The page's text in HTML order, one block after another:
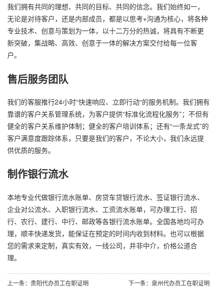
我们拥有共同的理想、共同的目标、共同的信念。我们始终如一，
无论是对待客户，还是内部成员，都是以思考+沟通为核心，将各种
专业技术、创意与策划为一体，以十二万分的热诚，将具有不断更
新突破，集战略、高效、创意于一体的解决方案交付给每一位客
户。
售后服务团队
我们的客服推行24小时“快速响应、立即行动“的服务机制。我们拥有
靠谱的客户关系管理系统，为客户提供“标准化流程化服务”；不但有
健全的客户关系维护体制；健全的客户培训体系；还有“一条龙式”的
客户满意度跟踪体系，只要是我们的客户，不论大小，我们永远提
供优质的服务。
制作银行流水
本地专业代做银行流水账单、房贷车贷银行流水、签证银行流水、
企业对公流水、入职银行流水、工资流水账单，可办理工行、招
行、农行、建行、中行、邮政等各银行流水账单。全国各地均可办
理，顺丰快递发货，能保证在预定的时间内收到材料。也可以根据
您的需求来定制，真实有效，一线公司，并非中介，价格公道合
理。
上一条：贵阳代办员工在职证明 下一条：泉州代办员工在职证明